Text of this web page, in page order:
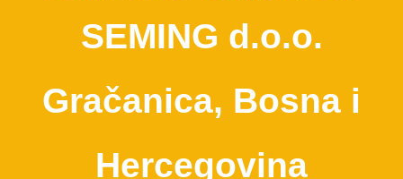
SEMING d.o.o.
Gračanica, Bosna i
Hercegovina